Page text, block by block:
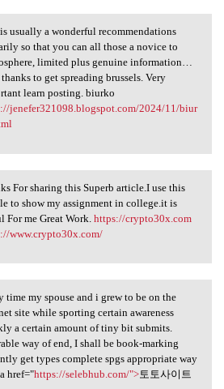
usually a wonderful
usually a wonderful recommendations
so that you can all those a novice to
limited plus genuine information…
to get spreading brussels. Very
learn posting. biurko
jenefer321098.blogspot.com/2024/11/biur
For sharing this
For sharing this Superb article.I use this
to show my assignment in college.it is
For me Great Work. https://crypto30x.com
www.crypto30x.com/
time my spouse and i
time my spouse and i grew to be on the
site while sporting certain awareness
a certain amount of tiny bit submits.
way of end, I shall be book-marking
get types complete spgs appropriate way
href="https://selebhub.com/">토토사이트